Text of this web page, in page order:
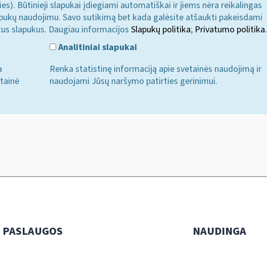
Būtinieji slapukai įdiegiami automatiškai ir jiems nėra reikalingas
naudojimu. Savo sutikimą bet kada galėsite atšaukti pakeisdami
slapukus. Daugiau informacijos Slapukų politika; Privatumo politika.
Analitiniai slapukai
Renka statistinę informaciją apie svetainės naudojimą ir
naudojami Jūsų naršymo patirties gerinimui.
PASLAUGOS NAUDINGA